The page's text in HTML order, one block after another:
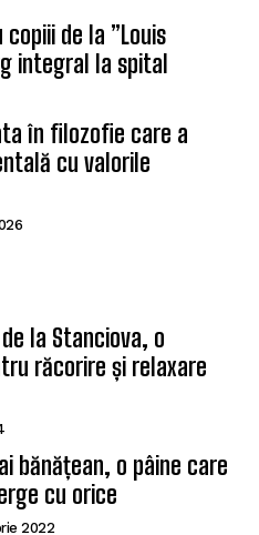
de la ”Louis
integral la spital
în filozofie care a
cu valorile
la Stanciova, o
răcorire și relaxare
bănățean, o pâine care
cu orice
2022